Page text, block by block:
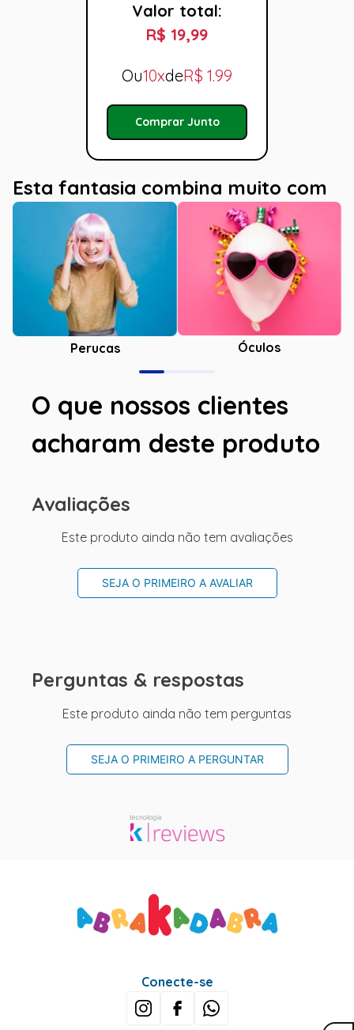
Valor total:
R$ 19,99
Ou10xdeR$ 1.99
Comprar Junto
Esta fantasia combina muito com
Perucas Óculos
O que nossos clientes
acharam deste produto
Avaliações
Este produto ainda não tem avaliações
SEJA O PRIMEIRO A AVALIAR
Perguntas & respostas
Este produto ainda não tem perguntas
SEJA O PRIMEIRO A PERGUNTAR
Conecte-se